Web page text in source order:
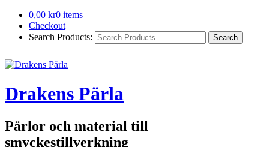
0,00 kr0 items
Checkout
Search Products:
Drakens Pärla
Pärlor och material till
smyckestillverkning